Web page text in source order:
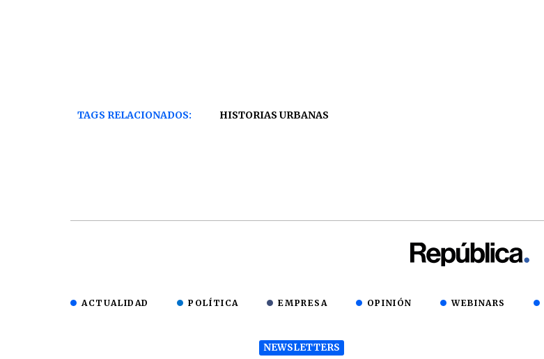
TAGS RELACIONADOS: HISTORIAS URBANAS
ACTUALIDAD POLÍTICA EMPRESA OPINIÓN WEBINARS
NEWSLETTERS